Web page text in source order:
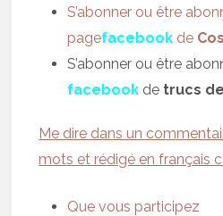
S’abonner ou être
pagefacebook de
S’abonner ou être
facebook de trucs
Me dire dans un
mots et rédigé en français
Que vous participez